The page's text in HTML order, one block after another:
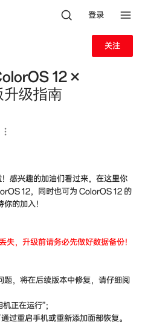
登录
关注
12 ×
级指南
感兴趣的加油们看过来，在这里你
12，同时也可为 ColorOS 12 的
的加入！
，升级前请务必先做好数据备份！
，将在后续版本中修复，请仔细阅
正在运行”；
过重启手机或重新添加面部恢复。